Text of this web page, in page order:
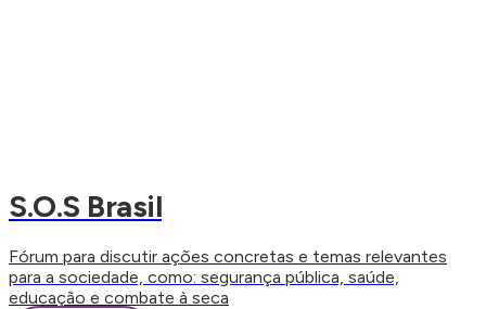
S.O.S Brasil
Fórum para discutir ações concretas e temas relevantes
para a sociedade, como: segurança pública, saúde,
educação e combate à seca